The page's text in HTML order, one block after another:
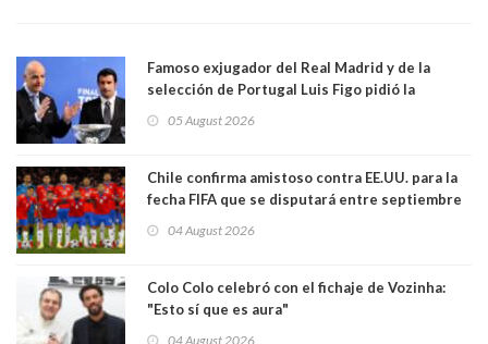
Famoso exjugador del Real Madrid y de la
selección de Portugal Luis Figo pidió la
comportamiento más bajo y cobarde que he
05 August 2026
Chile confirma amistoso contra EE.UU. para la
fecha FIFA que se disputará entre septiembre
04 August 2026
Colo Colo celebró con el fichaje de Vozinha:
"Esto sí que es aura"
04 August 2026